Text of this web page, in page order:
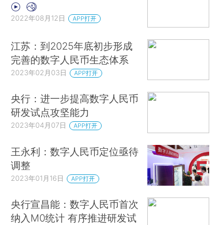
2022年08月12日 APP打开
江苏：到2025年底初步形成
完善的数字人民币生态体系
2023年02月03日 APP打开
央行：进一步提高数字人民币
研发试点攻坚能力
2023年04月07日 APP打开
王永利：数字人民币定位亟待
调整
2023年01月16日 APP打开
央行宣昌能：数字人民币首次
纳入M0统计 有序推进研发试